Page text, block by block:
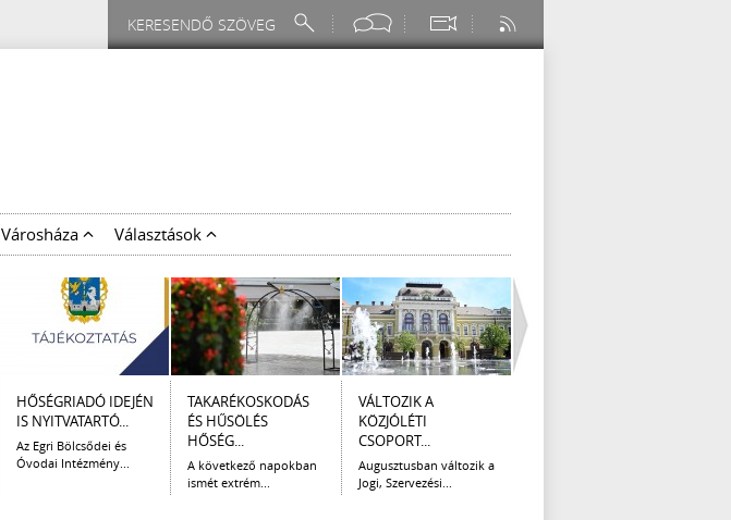
Városháza Választások
HŐSÉGRIADÓ IDEJÉN
IS NYITVATARTÓ...
Az Egri Bölcsődei és
Óvodai Intézmény...
TAKARÉKOSKODÁS
ÉS HŰSÖLÉS
HŐSÉG...
A következő napokban
ismét extrém...
VÁLTOZIK A
KÖZJÓLÉTI
CSOPORT...
Augusztusban változik a
Jogi, Szervezési...